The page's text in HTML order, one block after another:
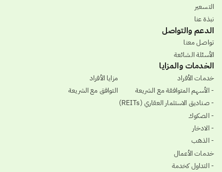
التسعير
نبذة عنا
الدعم والتواصل
تواصل معنا
الأسئلة الشائعة
الخدمات والمزايا
خدمات الأفراد
- الأسهم المتوافقة مع الشريعة
- صناديق الاستثمار العقاري (REITs)
- الصكوك
- الادخار
- الذهب
خدمات الأعمال
- التداول كخدمة
مزايا الأفراد
التوافق مع الشريعة